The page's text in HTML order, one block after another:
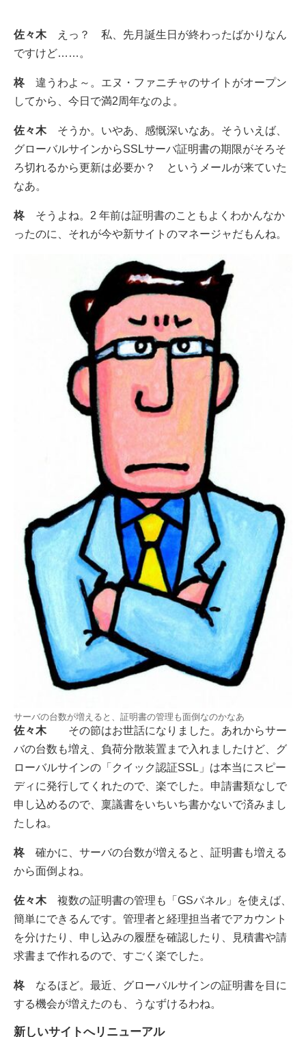
佐々木えっ？ 私、先月誕生日が終わったばかりなん
ですけど……。
柊違うわよ～。エヌ・ファニチャのサイトがオープン
してから、今日で満2周年なのよ。
佐々木そうか。いやあ、感慨深いなあ。そういえば、
グローバルサインからSSLサーバ証明書の期限がそろそ
ろ切れるから更新は必要か？ というメールが来ていた
なあ。
柊そうよね。2 年前は証明書のこともよくわかんなか
ったのに、それが今や新サイトのマネージャだもんね。
サーバの台数が増えると、証明書の管理も面倒なのかなあ
佐々木その節はお世話になりました。あれからサー
バの台数も増え、負荷分散装置まで入れましたけど、グ
ローバルサインの「クイック認証SSL」は本当にスピー
ディに発行してくれたので、楽でした。申請書類なしで
申し込めるので、稟議書をいちいち書かないで済みまし
たしね。
柊確かに、サーバの台数が増えると、証明書も増える
から面倒よね。
佐々木複数の証明書の管理も「GSパネル」を使えば、
簡単にできるんです。管理者と経理担当者でアカウント
を分けたり、申し込みの履歴を確認したり、見積書や請
求書まで作れるので、すごく楽でした。
柊なるほど。最近、グローバルサインの証明書を目に
する機会が増えたのも、うなずけるわね。
新しいサイトへリニューアル